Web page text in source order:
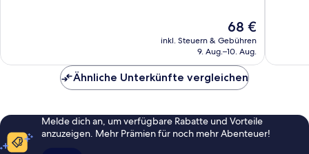
Der
Preis
beträgt
68 €
inkl. Steuern & Gebühren
9. Aug.–10. Aug.
Ähnliche Unterkünfte vergleichen
Melde dich an, um verfügbare Rabatte und Vorteile
anzuzeigen. Mehr Prämien für noch mehr Abenteuer!